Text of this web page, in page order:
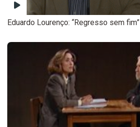
Eduardo Lourenço: “Regresso sem fim”